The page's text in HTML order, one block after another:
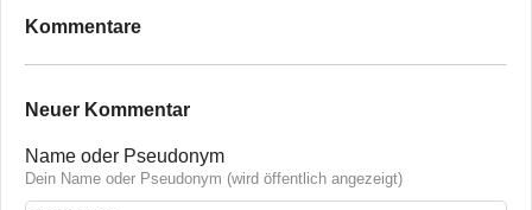
Kommentare
Neuer Kommentar
Name oder Pseudonym
Dein Name oder Pseudonym (wird öffentlich angezeigt)